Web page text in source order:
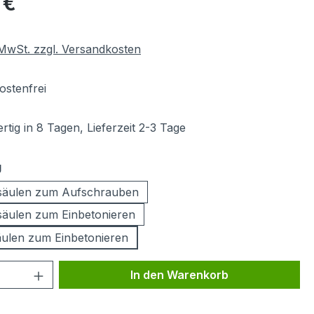
zzgl. Versandkosten
in 8 Tagen, Lieferzeit 2-3 Tage
auswählen
zum Aufschrauben
zum Einbetonieren
zum Einbetonieren
Anzahl: Gib den gewünschten Wert
In den Warenkorb